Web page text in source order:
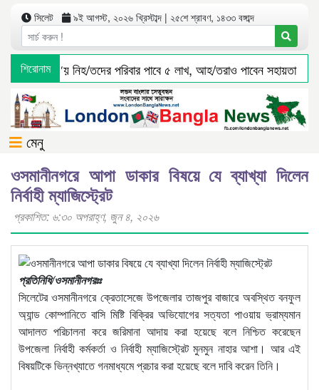
সিলেট ৯ই আগস্ট, ২০২৬ খ্রিস্টাব্দ | ২৫শে শ্রাবণ, ১৪৩৩ বঙ্গাব্দ
শিরোনাম
দুর্ঘ*টনা*য় নিহ/তদের পরিবার পাবে ৫ লাখ, আহ/তরাও পাবেন সহায়তা
মেনু
ওসমানীনগরে আপা ডাকার বিষয়ে যে ব্যাখ্যা দিলেন
নির্বাহী ম্যাজিস্ট্রেট
প্রকাশিত: ৬:৩০ অপরাহ্ণ, জুন ৪, ২০২৬
প্রতিনিধি/ওসমানীনগরঃঃ
সিলেটের ওসমানীনগরে ক্রেতাসেজে উপজেলার তাজপুর বাজারে অবস্থিত বনফুল
অ্যান্ড কোম্পানিতে বাসি মিষ্টি বিক্রির অভিযোগের সত্যতা পাওয়ায় ভ্রাম্যমান
আদালত পরিচালনা করে জরিমানা আদায় করা হয়েছে বলে নিশ্চিত করেছেন
উপজেলা নির্বাহী কর্মকর্তা ও নির্বাহী ম্যাজিস্ট্রেট মুনমুন নাহার আশা। আর এই
বিষয়টিকে ভিন্নখ্যাতে গনমাধ্যমে প্রচার করা হয়েছে বলে দাবি করেন তিনি।